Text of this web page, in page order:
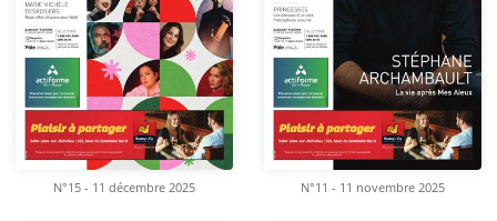
N°15 - 11 décembre 2025 N°11 - 11 novembre 2025